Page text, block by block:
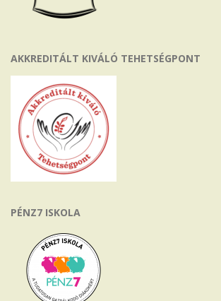
AKKREDITÁLT KIVÁLÓ TEHETSÉGPONT
PÉNZ7 ISKOLA